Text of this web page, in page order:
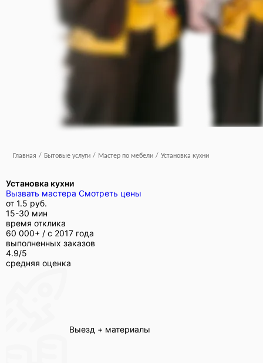
Главная / Бытовые услуги / Мастер по мебели / Установка кухни
Установка кухни
Вызвать мастера Смотреть цены
от 1.5 руб.
15-30 мин
время отклика
60 000+ / с 2017 года
выполненных заказов
4.9/5
средняя оценка
Выезд + материалы